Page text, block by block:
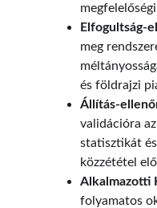
Elfogultság-
meg
és földrajzi
Állítás-
validációra
statisztikát
közzététel
Alkalmazotti
folyamatos